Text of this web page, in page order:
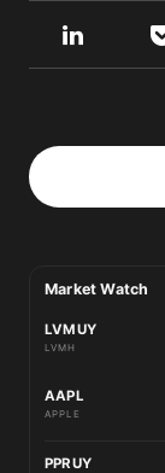
Market Watch
LVMUY
LVMH
AAPL
APPLE
PPRUY